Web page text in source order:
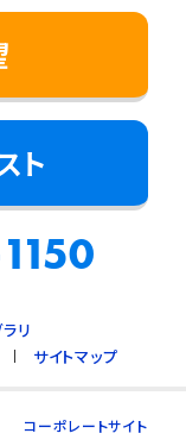
ト
リ
サイトマップ
コーポレートサイト